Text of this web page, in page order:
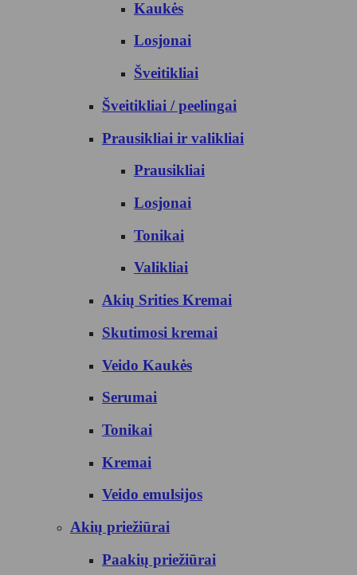
Kaukės
Losjonai
Šveitikliai
Šveitikliai / peelingai
Prausikliai ir valikliai
Prausikliai
Losjonai
Tonikai
Valikliai
Akių Srities Kremai
Skutimosi kremai
Veido Kaukės
Serumai
Tonikai
Kremai
Veido emulsijos
Akių priežiūrai
Paakių priežiūrai